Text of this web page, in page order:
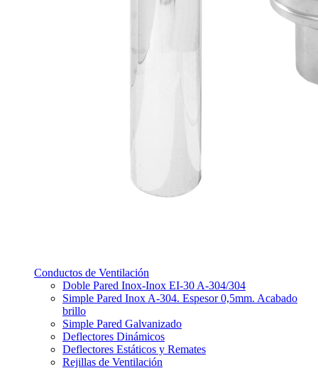
Conductos de Ventilación
Doble Pared Inox-Inox EI-30 A-304/304
Simple Pared Inox A-304. Espesor 0,5mm. Acabado
brillo
Simple Pared Galvanizado
Deflectores Dinámicos
Deflectores Estáticos y Remates
Rejillas de Ventilación